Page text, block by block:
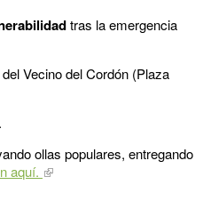
tras la emergencia
Vecino del Cordón (Plaza
ollas populares, entregando
aquí.